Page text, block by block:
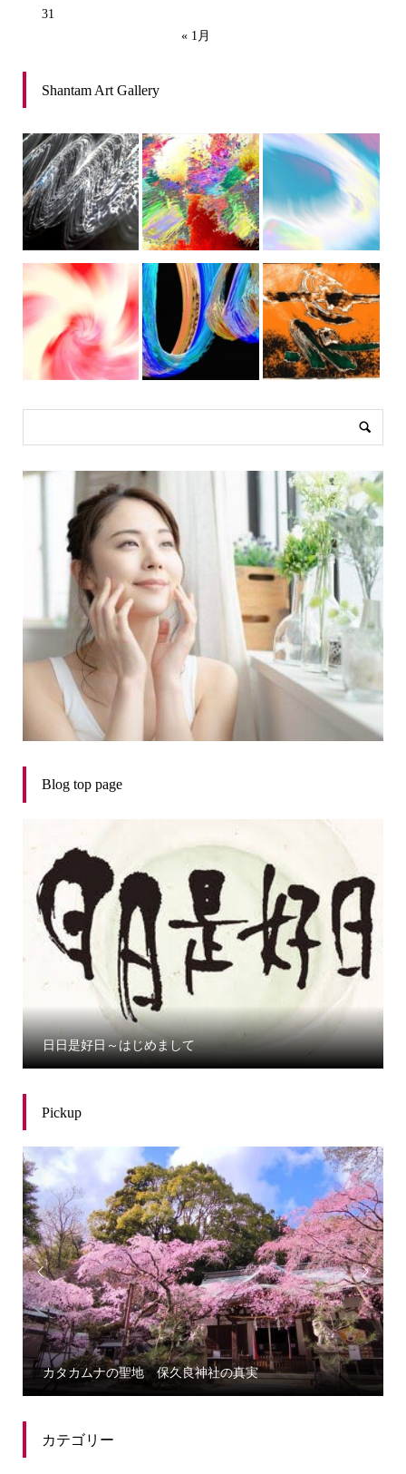
31
« 1月
Shantam Art Gallery
Blog top page
日日是好日～はじめまして
Pickup

カタカムナの聖地 保久良神社の真実

カテゴリー